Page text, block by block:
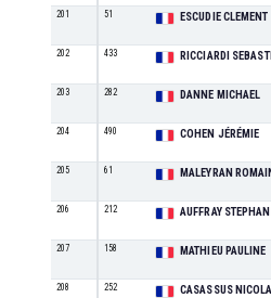
201 51 ESCUDIE CLEMENT
202 433 RICCIARDI
203 282 DANNE MICHAEL
204 490 COHEN JÉRÉMIE
205 61 MALEYRAN
206 212 AUFFRAY
207 158 MATHIEU PAULINE
208 252 CASASSUS